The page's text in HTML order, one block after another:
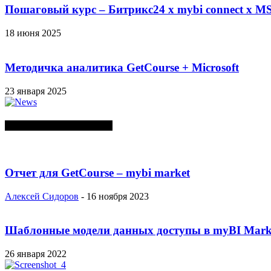
Пошаговый курс – Битрикс24 х mybi connect х
18 июня 2025
Методичка аналитика GetCourse + Microsoft
23 января 2025
Отчет для GetCourse – mybi market
Алексей Сидоров - 16 ноября 2023
Шаблонные модели данных доступы в myBI
26 января 2022